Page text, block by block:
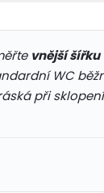
vnější šířku
WC
při